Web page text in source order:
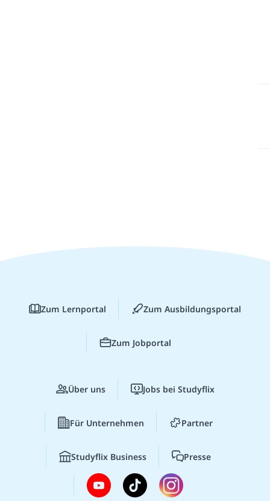
Zum Lernportal Zum Ausbildungsportal
Zum Jobportal
Über uns Jobs bei Studyflix
Für Unternehmen Partner
Studyflix Business Presse